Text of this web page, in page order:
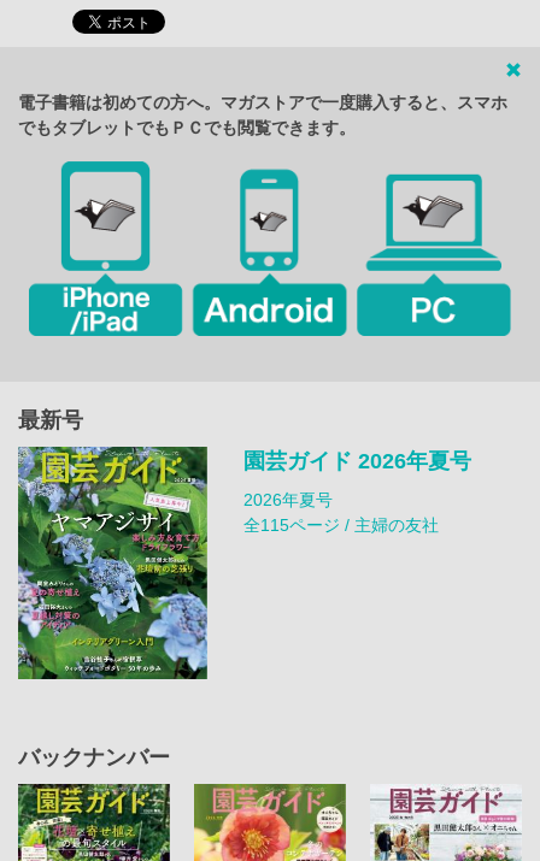
電子書籍は初めての方へ。マガストアで一度購入すると、スマホ
でもタブレットでもＰＣでも閲覧できます。
最新号
園芸ガイド 2026年夏号
2026年夏号
全115ページ / 主婦の友社
バックナンバー